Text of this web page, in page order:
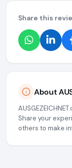
Share this
About
Share your
others to make